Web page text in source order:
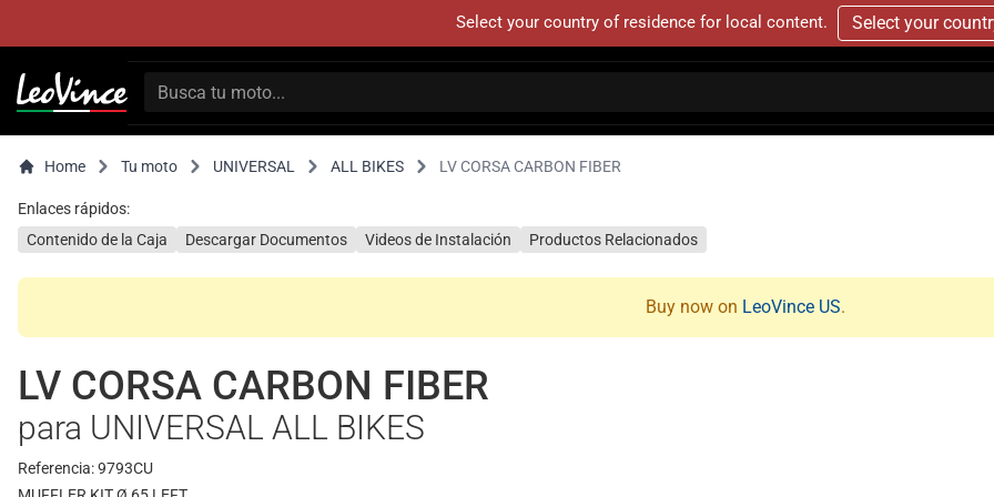
Select your country of residence for local content. Select your
Home Tu moto UNIVERSAL ALL BIKES LV CORSA CARBON FIBER
Enlaces rápidos:
Contenido de la Caja
Descargar Documentos Videos de Instalación Productos Relacionados
Buy now on LeoVince US.
LV CORSA CARBON FIBER
para UNIVERSAL ALL BIKES
Referencia: 9793CU